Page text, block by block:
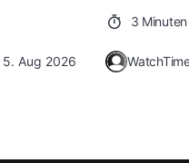
5. Aug 2026
3 Minuten